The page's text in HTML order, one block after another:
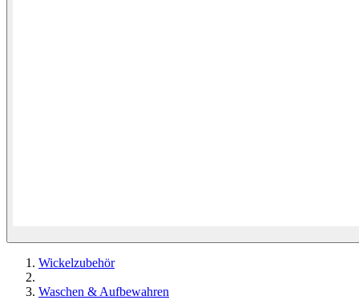
Wickelzubehör
Waschen & Aufbewahren